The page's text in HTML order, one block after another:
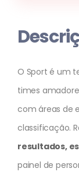
O Sport é um
times
com áreas de
classificação.
resultados,
painel de